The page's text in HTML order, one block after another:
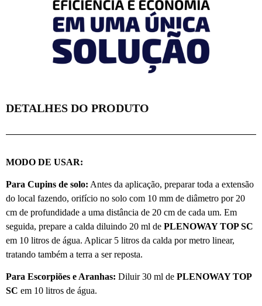
DETALHES DO PRODUTO
MODO DE USAR:
Para Cupins de solo: Antes da aplicação, preparar toda a extensão
do local fazendo, orifício no solo com 10 mm de diâmetro por 20
cm de profundidade a uma distância de 20 cm de cada um. Em
seguida, prepare a calda diluindo 20 ml de PLENOWAY TOP SC
em 10 litros de água. Aplicar 5 litros da calda por metro linear,
tratando também a terra a ser reposta.
Para Escorpiões e Aranhas: Diluir 30 ml de PLENOWAY TOP
SC em 10 litros de água.